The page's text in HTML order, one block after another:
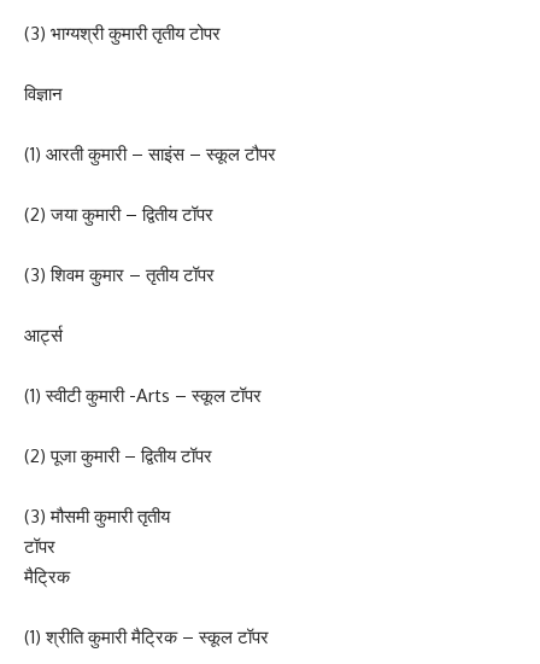
(3) भाग्यश्री कुमारी तृतीय टोपर
विज्ञान
(1) आरती कुमारी – साइंस – स्कूल टौपर
(2) जया कुमारी – द्वितीय टॉपर
(3) शिवम कुमार – तृतीय टॉपर
आर्ट्स
(1) स्वीटी कुमारी -Arts – स्कूल टॉपर
(2) पूजा कुमारी – द्वितीय टॉपर
(3) मौसमी कुमारी तृतीय
टॉपर
मैट्रिक
(1) श्रीति कुमारी मैट्रिक – स्कूल टॉपर